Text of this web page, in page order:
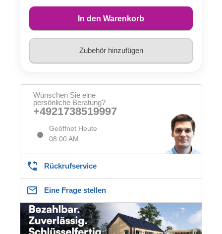
In den Warenkorb
Zubehör hinzufügen
Wünschen Sie eine
persönliche Beratung?
+4921738519997
Geöffnet Heute
08:00 AM
Rückrufservice
Eine Frage stellen